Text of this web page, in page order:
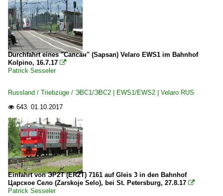
Durchfahrt eines "Сапсан" (Sapsan) Velaro EWS1 im Bahnhof
Kolpino, 16.7.17 
Patrick Sesseler
Russland / Triebzüge / ЭВС1/ЭВС2 | EWS1/EWS2 | Velaro RUS
 643. 01.10.2017
Einfahrt von ЭР2T (ER2T) 7161 auf Gleis 3 in den Bahnhof
Царское Село (Zarskoje Selo), bei St. Petersburg, 27.8.17 
Patrick Sesseler